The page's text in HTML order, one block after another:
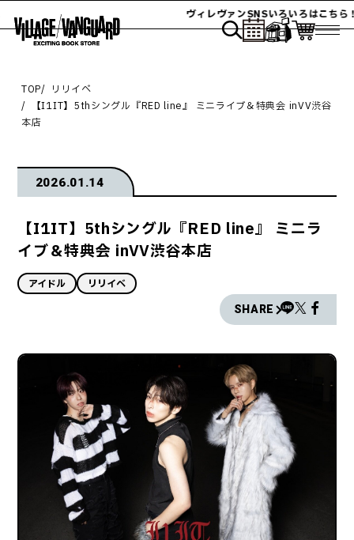
ヴィレヴァンSNSいろいろはこちら！
TOP
リリイベ
【I1IT】5thシングル『RED line』 ミニライブ＆特典会 inVV渋谷
本店
2026.01.14
【I1IT】5thシングル『RED line』 ミニラ
イブ＆特典会 inVV渋谷本店
アイドル リリイベ
SHARE